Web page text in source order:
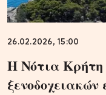
26.02.2026, 15:00
Η Νότια Κρήτη
ξενοδοχειακών